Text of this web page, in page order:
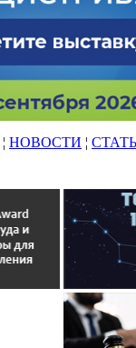
¦ НОВОСТИ ¦